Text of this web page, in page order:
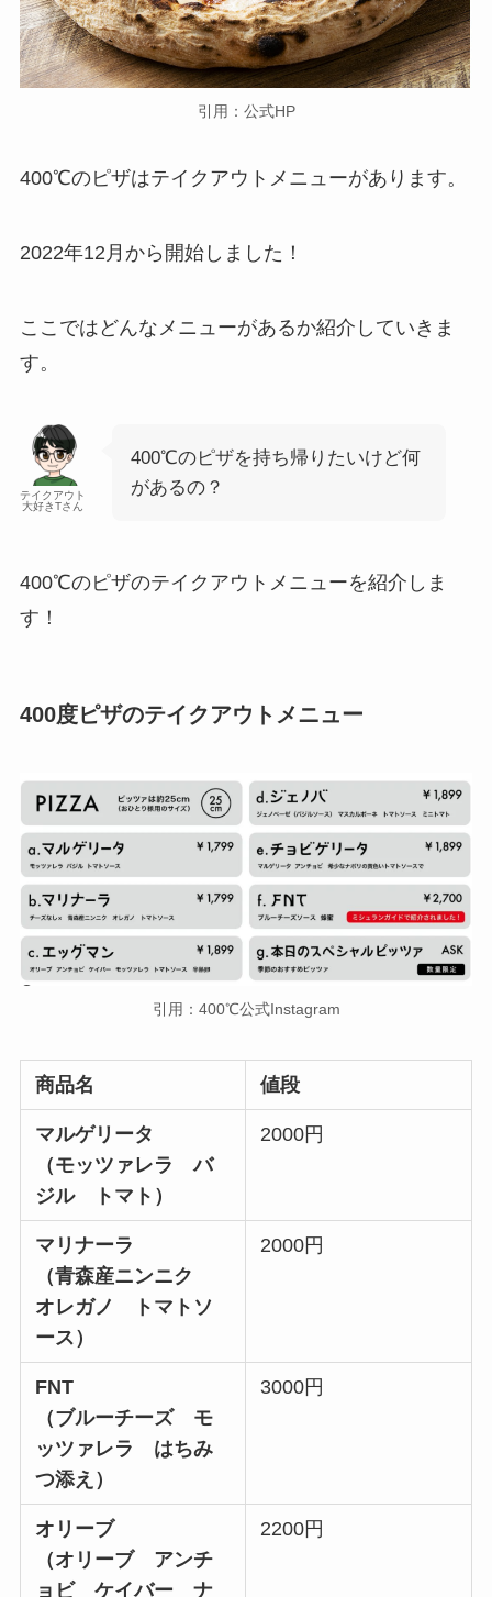
引用：公式HP
400℃のピザはテイクアウトメニューがあります。
2022年12月から開始しました！
ここではどんなメニューがあるか紹介していきま
す。
テイクアウト
大好きTさん
400℃のピザを持ち帰りたいけど何
があるの？
400℃のピザのテイクアウトメニューを紹介しま
す！
400度ピザのテイクアウトメニュー
引用：400℃公式Instagram
商品名 値段
マルゲリータ
（モッツァレラ バ
ジル トマト）
2000円
マリナーラ
（青森産ニンニク
オレガノ トマトソ
ース）
2000円
FNT
（ブルーチーズ モ
ッツァレラ はちみ
つ添え）
3000円
オリーブ
（オリーブ アンチ
ョビ ケイバー ナ
2200円